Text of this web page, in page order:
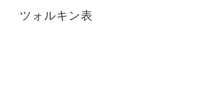
ツォルキン表